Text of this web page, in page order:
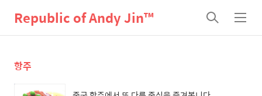
Republic of Andy Jin™
검
색
메
뉴
항주